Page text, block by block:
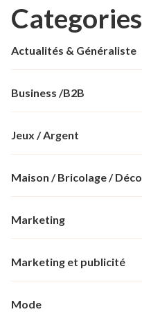
Categories
Actualités & Généraliste
Business /B2B
Jeux / Argent
Maison / Bricolage / Déco
Marketing
Marketing et publicité
Mode